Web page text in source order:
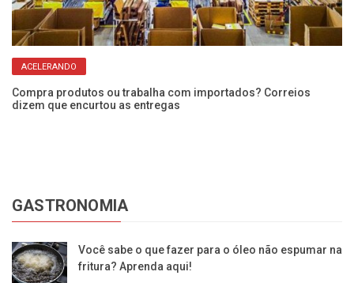
ACELERANDO
Compra produtos ou trabalha com importados? Correios
dizem que encurtou as entregas
GASTRONOMIA
Você sabe o que fazer para o óleo não espumar na
fritura? Aprenda aqui!